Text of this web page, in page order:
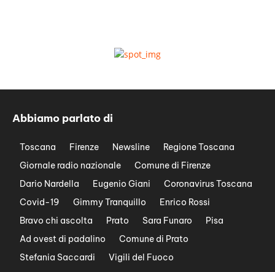
Abbiamo parlato di
Toscana Firenze Newsline
Regione Toscana
Giornale radio nazionale
Comune di Firenze
Dario Nardella
Eugenio Giani
Coronavirus Toscana
Covid-19
Gimmy Tranquillo
Enrico Rossi
Bravo chi ascolta
Prato Sara Funaro
Pisa
Ad ovest di padalino
Comune di Prato
Stefania Saccardi
Vigili del Fuoco